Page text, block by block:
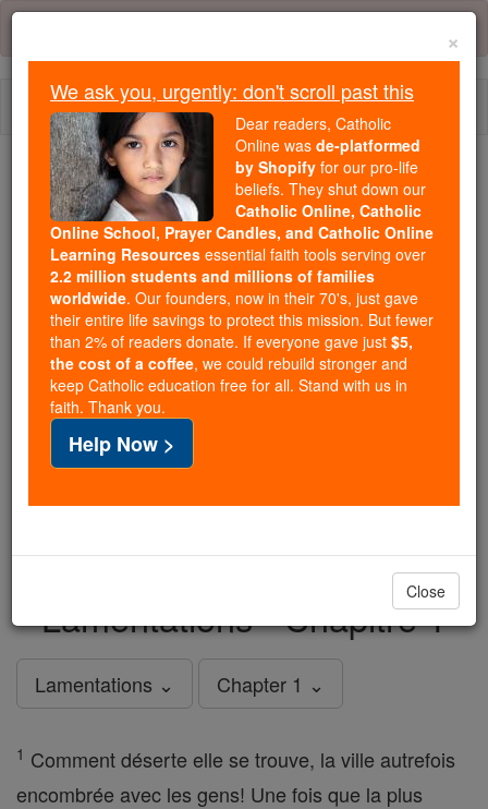
Skip
content
We ask you, urgently: don't scroll past this
Dear readers, Catholic Online
wasde-platformed by Shopify
for our pro-life beliefs. They
shut down ourCatholic
Online, Catholic Online School, Prayer Candles, and
Catholic Online Learning Resourcesessential faith
tools serving over2.2 million students and millions of
families worldwide. Our founders, now in their 70's,
just gave their entire life savings to protect this mission.
But fewer than 2% of readers donate. If everyone gave
just$5, the cost of a coffee, we could rebuild stronger
in faith. Thank you.DONATE TODAY >
Lamentations - Chapitre 1
Lamentations ⌄ Chapter 1 ⌄
1 Comment déserte elle se trouve, la ville autrefois
encombrée avec les gens! Une fois que la plus
×
We ask you, urgently: don't scroll past this
Dear readers, Catholic
Online was de-platformed
by Shopify for our pro-life
beliefs. They shut down our
Catholic Online, Catholic
Online School, Prayer Candles, and Catholic Online
Learning Resources essential faith tools serving over
2.2 million students and millions of families
worldwide. Our founders, now in their 70's, just gave
their entire life savings to protect this mission. But fewer
than 2% of readers donate. If everyone gave just $5,
the cost of a coffee, we could rebuild stronger and
keep Catholic education free for all. Stand with us in
faith. Thank you.
Help Now >
Close